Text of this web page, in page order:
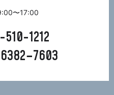
〜17:00
510-1212